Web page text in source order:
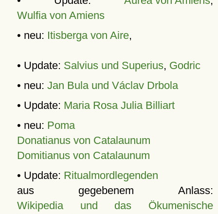
Wulfia von Amiens
• neu: Itisberga von Aire,
• Update: Salvius und Superius, Godric
• neu: Jan Bula und Václav Drbola
• Update: Maria Rosa Julia Billiart
• neu: Poma
Donatianus von Catalaunum
Domitianus von Catalaunum
• Update: Ritualmordlegenden
aus gegebenem Anlass:
Wikipedia und das Ökumenische